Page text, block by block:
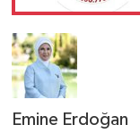
Emine Erdoğan